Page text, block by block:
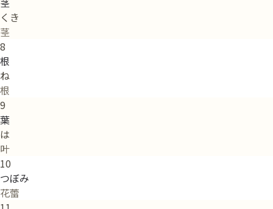
くき
茎
8
根
ね
根
9
葉
は
叶
10
つぼみ
花蕾